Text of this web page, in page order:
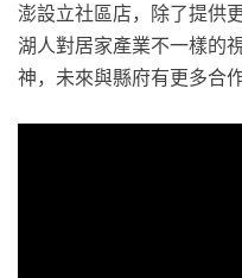
澎設立社區店，除了提供
湖人對居家產業不一樣的
神，未來與縣府有更多合作